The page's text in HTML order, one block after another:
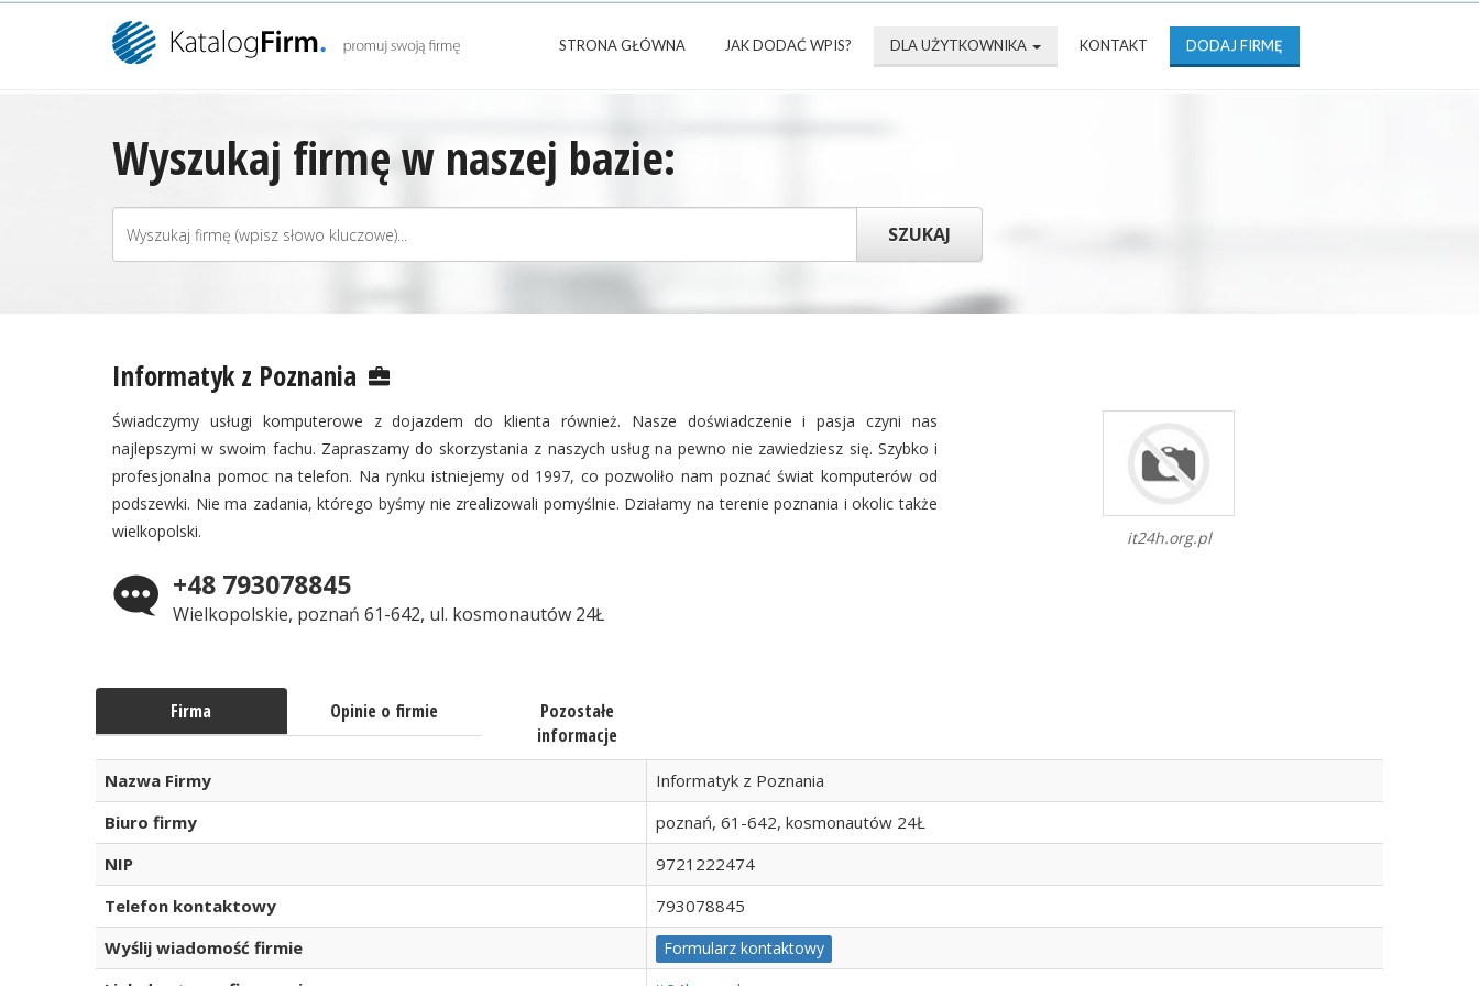
STRONA GŁÓWNA JAK DODAĆ WPIS? DLA UŻYTKOWNIKA KONTAKT DODAJ FIRMĘ
Wyszukaj firmę w naszej bazie:
Informatyk z Poznania
Świadczymy usługi komputerowe z dojazdem do klienta również. Nasze doświadczenie i pasja czyni nas
najlepszymi w swoim fachu. Zapraszamy do skorzystania z naszych usług na pewno nie zawiedziesz się. Szybko i
profesjonalna pomoc na telefon. Na rynku istniejemy od 1997, co pozwoliło nam poznać świat komputerów od
podszewki. Nie ma zadania, którego byśmy nie zrealizowali pomyślnie. Działamy na terenie poznania i okolic także
wielkopolski.
+48 793078845
Wielkopolskie, poznań 61-642, ul. kosmonautów 24Ł
it24h.org.pl
Firma Opinie o firmie
Pozostałe
informacje
Nazwa Firmy
Informatyk z Poznania
Biuro firmy
poznań, 61-642, kosmonautów 24Ł
NIP
9721222474
Telefon kontaktowy
793078845
Wyślij wiadomość firmie
Formularz kontaktowy